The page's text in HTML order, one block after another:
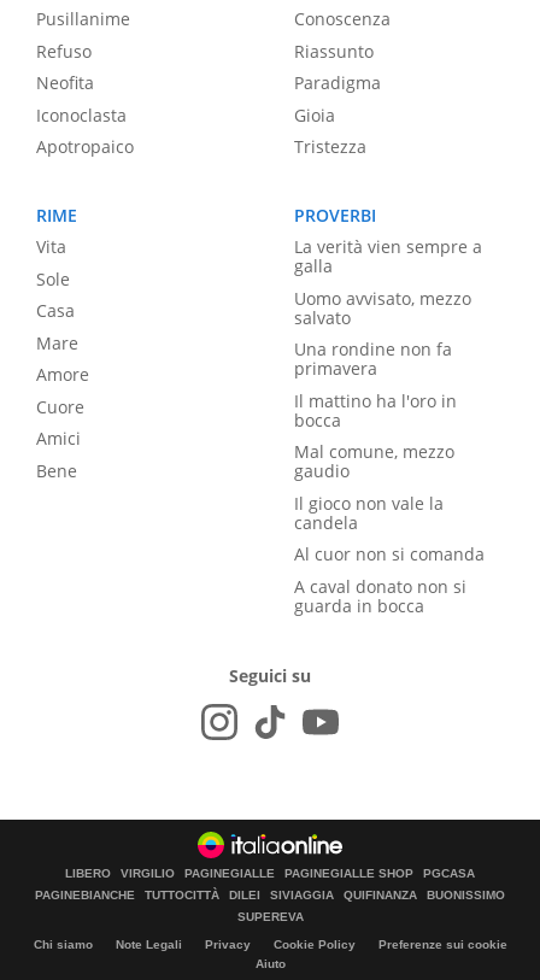
Pusillanime
Refuso
Neofita
Iconoclasta
Apotropaico
Conoscenza
Riassunto
Paradigma
Gioia
Tristezza
RIME
Vita
Sole
Casa
Mare
Amore
Cuore
Amici
Bene
PROVERBI
La verità vien sempre a
galla
Uomo avvisato, mezzo
salvato
Una rondine non fa
primavera
Il mattino ha l'oro in
bocca
Mal comune, mezzo
gaudio
Il gioco non vale la
candela
Al cuor non si comanda
A caval donato non si
guarda in bocca
Seguici su
LIBERO VIRGILIO PAGINEGIALLE PAGINEGIALLE SHOP
PGCASA
PAGINEBIANCHE
TUTTOCITTÀ DILEI SIVIAGGIA QUIFINANZA
BUONISSIMO
SUPEREVA
Chi siamo Note Legali Privacy Cookie Policy
Preferenze sui cookie
Aiuto